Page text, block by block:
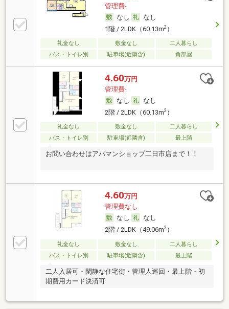
管理費-
なし
なし
1階 / 2LDK（60.13m2）
礼金なし 敷金なし
二人暮らし
バス・トイレ別
駐車場(近隣含) 角部屋
4.60万円
管理費-
なし
なし
2階 / 2LDK（60.13m2）
礼金なし 敷金なし
二人暮らし
バス・トイレ別
駐車場(近隣含) 最上階
お問い合わせはアパマンショップ二日市店まで！！
4.60万円
管理費なし
なし
なし
2階 / 2LDK（49.06m2）
礼金なし 敷金なし
二人暮らし
バス・トイレ別
駐車場(近隣含) 最上階
二人入居可・閑静な住宅街・管理人巡回・最上階・初
期費用カード決済可